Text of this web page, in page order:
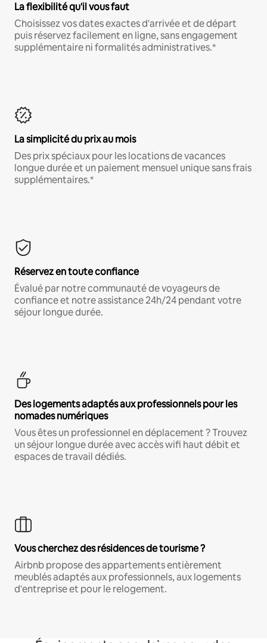
La flexibilité qu'il vous faut
Choisissez vos dates exactes d'arrivée et de départ
puis réservez facilement en ligne, sans engagement
supplémentaire ni formalités administratives.*
La simplicité du prix au mois
Des prix spéciaux pour les locations de vacances
longue durée et un paiement mensuel unique sans frais
supplémentaires.*
Réservez en toute confiance
Évalué par notre communauté de voyageurs de
confiance et notre assistance 24h/24 pendant votre
séjour longue durée.
Des logements adaptés aux professionnels pour les
nomades numériques
Vous êtes un professionnel en déplacement ? Trouvez
un séjour longue durée avec accès wifi haut débit et
espaces de travail dédiés.
Vous cherchez des résidences de tourisme ?
Airbnb propose des appartements entièrement
meublés adaptés aux professionnels, aux logements
d'entreprise et pour le relogement.